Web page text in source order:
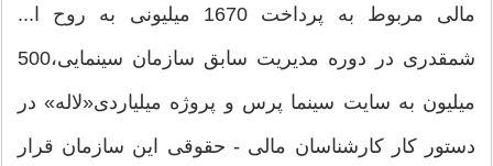
مالی مربوط به پرداخت 1670 میلیونی به روح ا...
شمقدری در دوره مدیریت سابق سازمان سینمایی،500
میلیون به سایت سینما پرس و پروژه میلیاردی«لاله» در
دستور کار کارشناسان مالی - حقوقی این سازمان قرار